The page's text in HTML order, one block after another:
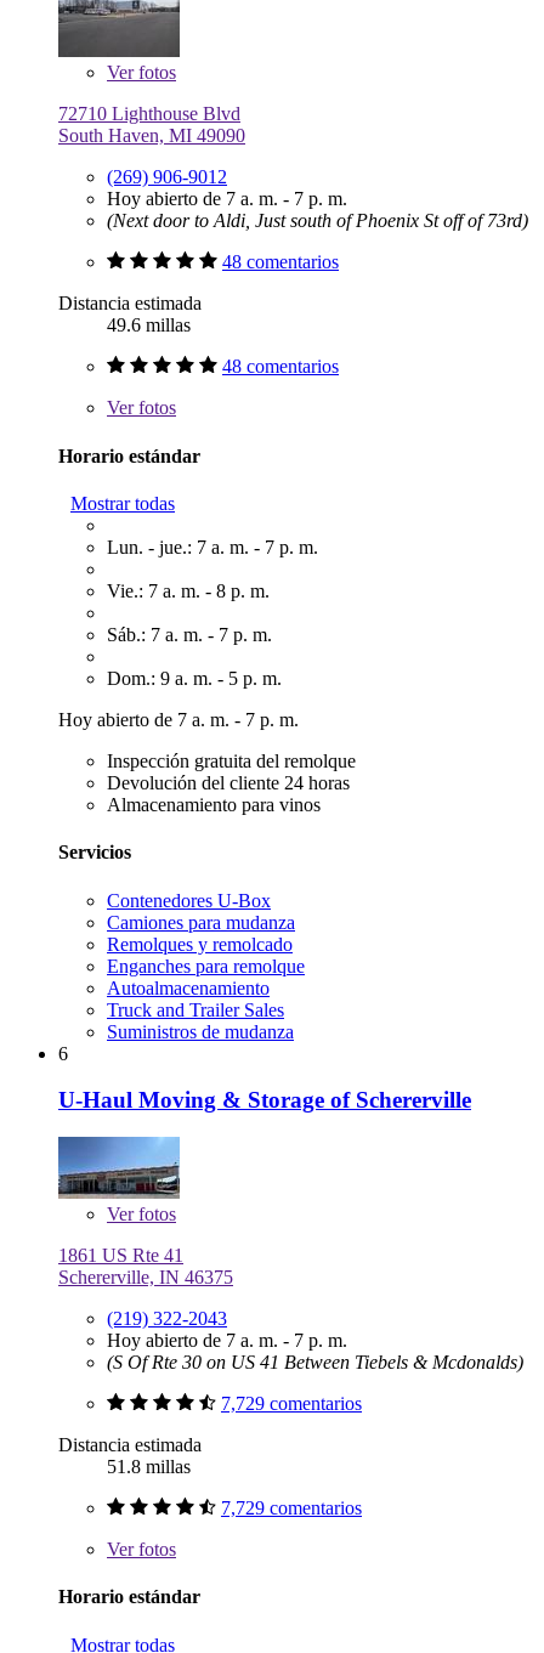
Verfotos
72710 Lighthouse Blvd
South Haven, MI 49090
(269) 906-9012
Hoy abierto de 7 a. m. - 7 p. m.
(Next door to Aldi, Just south of Phoenix St off of 73rd)
48 comentarios
Distancia estimada
49.6 millas
48 comentarios
Verfotos
Horario estándar
Mostrar todas
Lun. - jue.: 7 a. m. - 7 p. m.
Vie.: 7 a. m. - 8 p. m.
Sáb.: 7 a. m. - 7 p. m.
Dom.: 9 a. m. - 5 p. m.
Hoy abierto de 7 a. m. - 7 p. m.
Inspección gratuita del remolque
Devolución del cliente 24 horas
Almacenamiento para vinos
Servicios
Contenedores U-Box
Camiones para mudanza
Remolques y remolcado
Enganches para remolque
Autoalmacenamiento
Truck and Trailer Sales
Suministros de mudanza
6
U-Haul Moving & Storage of Schererville
Verfotos
1861 US Rte 41
Schererville, IN 46375
(219) 322-2043
Hoy abierto de 7 a. m. - 7 p. m.
(S Of Rte 30 on US 41 Between Tiebels & Mcdonalds)
7,729 comentarios
Distancia estimada
51.8 millas
7,729 comentarios
Verfotos
Horario estándar
Mostrar todas